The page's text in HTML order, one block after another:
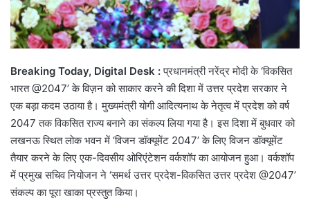
Breaking Today, Digital Desk :प्रधानमंत्री नरेंद्र मोदी के ‘विकसित
भारत @2047’ के विज़न को साकार करने की दिशा में उत्तर प्रदेश सरकार ने
एक बड़ा कदम उठाया है। मुख्यमंत्री योगी आदित्यनाथ के नेतृत्व में प्रदेश को वर्ष
2047 तक विकसित राज्य बनाने का संकल्प लिया गया है। इस दिशा में बुधवार को
लखनऊ स्थित लोक भवन में ‘विजन डॉक्यूमेंट 2047’ के लिए विजन डॉक्यूमेंट
तैयार करने के लिए एक-दिवसीय ओरिएंटेशन वर्कशॉप का आयोजन हुआ। वर्कशॉप
में प्रमुख सचिव नियोजन ने ‘समर्थ उत्तर प्रदेश-विकसित उत्तर प्रदेश @2047’
संकल्प का पूरा खाका प्रस्तुत किया।